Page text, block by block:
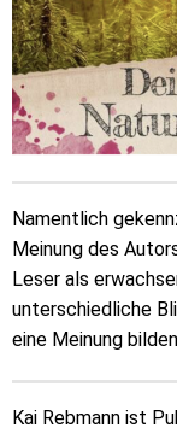
Namentlich
Meinung des
Leser als
unterschiedliche
eine Meinung
Kai Rebmann ist